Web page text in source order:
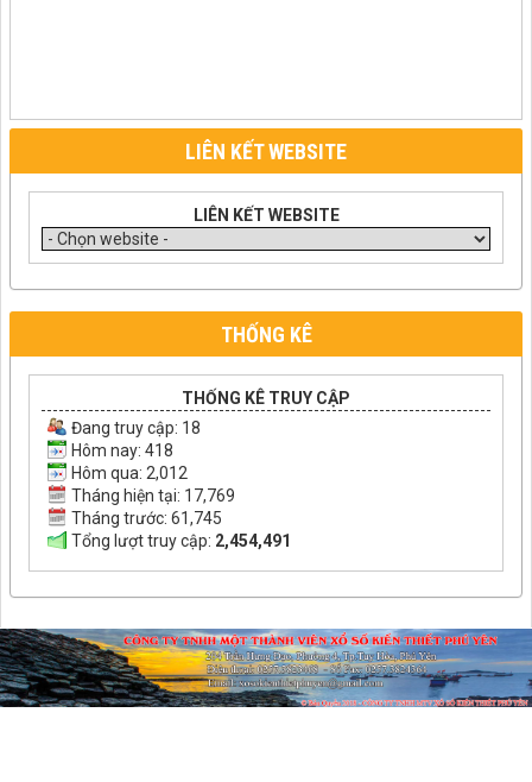
LIÊN KẾT WEBSITE
LIÊN KẾT WEBSITE
THỐNG KÊ
THỐNG KÊ TRUY CẬP
Đang truy cập: 18
Hôm nay: 418
Hôm qua: 2,012
Tháng hiện tại: 17,769
Tháng trước: 61,745
Tổng lượt truy cập: 2,454,491